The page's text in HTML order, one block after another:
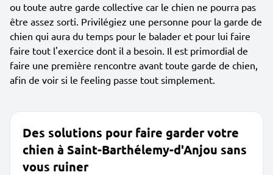
ou toute autre garde collective car le chien ne pourra pas
être assez sorti. Privilégiez une personne pour la garde de
chien qui aura du temps pour le balader et pour lui faire
faire tout l'exercice dont il a besoin. Il est primordial de
faire une première rencontre avant toute garde de chien,
afin de voir si le feeling passe tout simplement.
Des solutions pour faire garder votre
chien à Saint-Barthélemy-d'Anjou sans
vous ruiner